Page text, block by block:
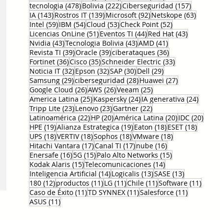
tecnologia (478)478 entradas
Bolivia (222)222 entradas
Ciberseguridad (157)157
IA (143)143 entradas
Rostros IT (139)139 entradas
Microsoft (92)92 entradas
Netskope (63)63
Intel (59)59 entradas
IBM (54)54 entradas
Cloud (53)53 entradas
Check Point (52)52 entradas
Licencias OnLine (51)51 entradas
Eventos TI (44)44 entradas
Red Hat (43)43
Nvidia (43)43 entradas
Tecnologia Bolivia (43)43 entradas
AMD (41)41 entradas
Revista TI (39)39 entradas
Oracle (39)39 entradas
ciberataques (36)36 entradas
Fortinet (36)36 entradas
Cisco (35)35 entradas
Schneider Electric (33)33 entradas
Noticia IT (32)32 entradas
Epson (32)32 entradas
SAP (30)30 entradas
Dell (29)29 entradas
Samsung (29)29 entradas
ciberseguridad (28)28 entradas
Huawei (27)27 entradas
Google Cloud (26)26 entradas
AWS (26)26 entradas
Veeam (25)25 entradas
America Latina (25)25 entradas
Kaspersky (24)24 entradas
IA generativa (24)24
Tripp Lite (23)23 entradas
Lenovo (23)23 entradas
Gartner (22)22 entradas
Latinoamérica (22)22 entradas
HP (20)20 entradas
América Latina (20)20 entradas
IDC (20)20
HPE (19)19 entradas
Alianza Estrategica (19)19 entradas
Eaton (18)18 entradas
ESET (18)18
UPS (18)18 entradas
VERTIV (18)18 entradas
Sophos (18)18 entradas
VMware (18)18 entradas
Hitachi Vantara (17)17 entradas
Canal TI (17)17 entradas
nube (16)16 entradas
Enersafe (16)16 entradas
5G (15)15 entradas
Palo Alto Networks (15)15 entradas
Kodak Alaris (15)15 entradas
Telecomunicaciones (14)14 entradas
Inteligencia Artificial (14)14 entradas
Logicalis (13)13 entradas
SASE (13)13
180 (12)12 entradas
productos (11)11 entradas
LG (11)11 entradas
Chile (11)11 entradas
Software (11)11
Caso de Éxito (11)11 entradas
TD SYNNEX (11)11 entradas
Salesforce (11)11
ASUS (11)11 entradas